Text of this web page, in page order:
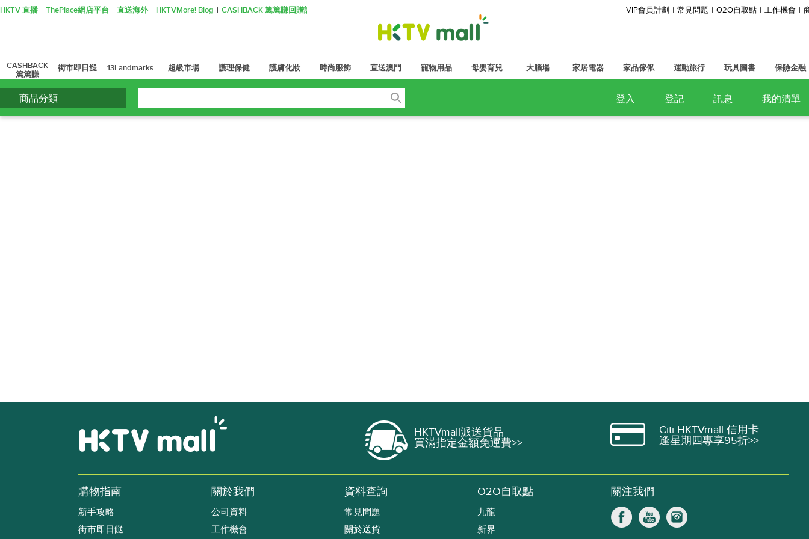
HKTV 直播 ThePlace網店平台 直送海外 HKTVMore! Blog CASHBACK 篤篤賺回贈計劃 VIP會員計劃 常見問題 O2O自取點 工作機會
CASHBACK
篤篤賺
街市即日餸 13Landmarks 超級市場 護理保健 護膚化妝 時尚服飾 直送澳門 寵物用品 母嬰育兒 大腦場 家居電器 家品傢俬 運動旅行 玩具圖書 保險金融
商品分類 登入 登記 訊息 我的清單
HKTVmall派送貨品
買滿指定金額免運費>>
Citi HKTVmall 信用卡
逢星期四專享95折>>
購物指南
新手攻略
街市即日餸
關於我們
公司資料
工作機會
資料查詢
常見問題
關於送貨
O2O自取點
九龍
新界
關注我們